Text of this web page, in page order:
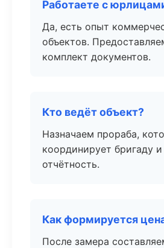
Работаете с
Да, есть опыт
объектов.
комплект документов.
Кто ведёт объект?
Назначаем прораба,
координирует бригаду и
отчётность.
Как формируется
После замера